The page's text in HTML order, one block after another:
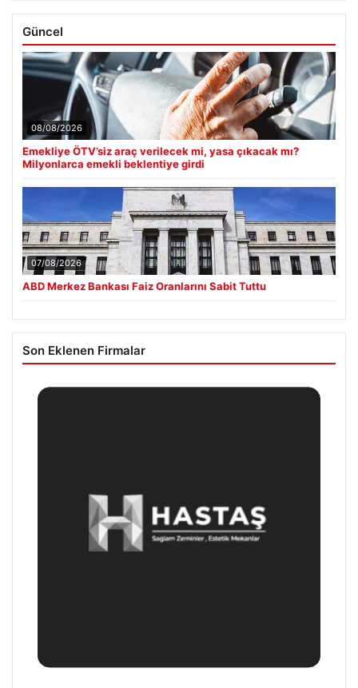
Güncel
08/08/2026
Emekliye ÖTV’siz araç verilecek mi, yasa çıkacak mı?
Milyonlarca emekli beklentiye girdi
07/08/2026
ABD Merkez Bankası Faiz Oranlarını Sabit Tuttu
Son Eklenen Firmalar